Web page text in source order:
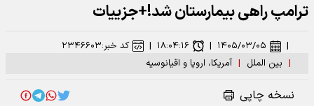
ترامپ راهی بیمارستان شد!+جزییات
| بین الملل | آمریکا، اروپا و اقیانوسیه
| ۱۴۰۵/۰۳/۰۵ | ۱۸:۰۴:۱۶ | کد خبر:۲۳۴۶۶۰۳
نسخه چاپی